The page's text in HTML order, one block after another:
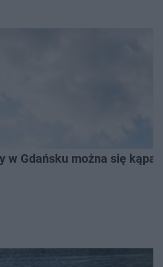
w Gdańsku można się